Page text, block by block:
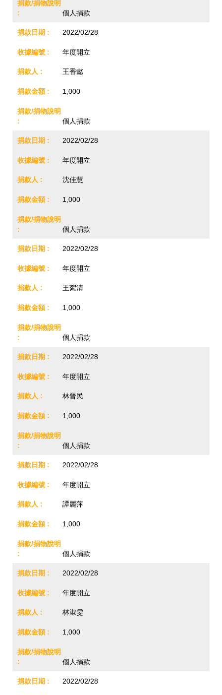
個人捐款
2022/02/28
年度開立
王香懿
1,000
個人捐款
2022/02/28
年度開立
沈佳慧
1,000
個人捐款
2022/02/28
年度開立
王絮清
1,000
個人捐款
2022/02/28
年度開立
林晉民
1,000
個人捐款
2022/02/28
年度開立
譚麗萍
1,000
個人捐款
2022/02/28
年度開立
林淑雯
1,000
個人捐款
2022/02/28